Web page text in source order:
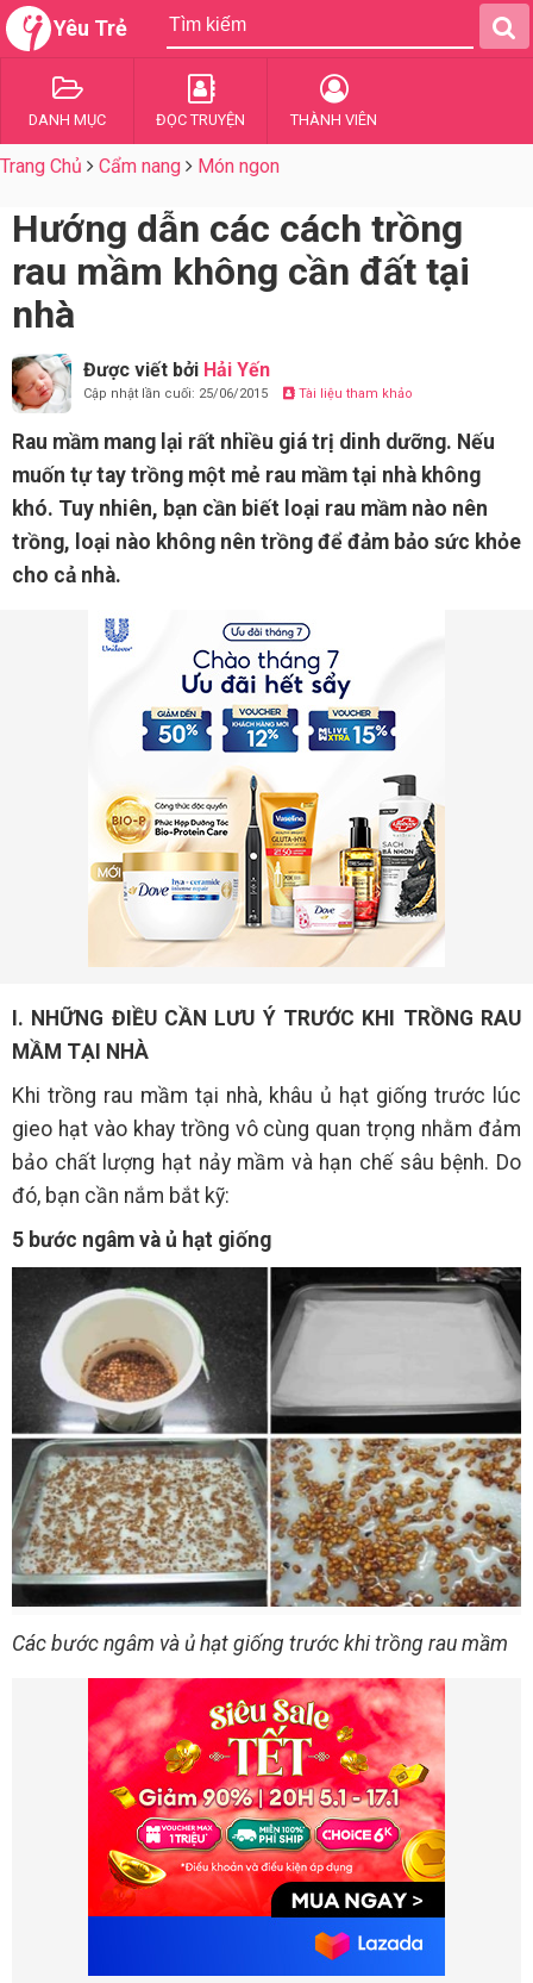
Yêu Trẻ
DANH MỤC ĐỌC TRUYỆN THÀNH VIÊN
Trang Chủ Cẩm nang Món ngon
Hướng dẫn các cách trồng
rau mầm không cần đất tại
nhà
Được viết bởi Hải Yến
Cập nhật lần cuối: 25/06/2015 Tài liệu tham khảo
Rau mầm mang lại rất nhiều giá trị dinh dưỡng. Nếu
muốn tự tay trồng một mẻ rau mầm tại nhà không
khó. Tuy nhiên, bạn cần biết loại rau mầm nào nên
trồng, loại nào không nên trồng để đảm bảo sức khỏe
cho cả nhà.
I. NHỮNG ĐIỀU CẦN LƯU Ý TRƯỚC KHI TRỒNG RAU
MẦM TẠI NHÀ
Khi trồng rau mầm tại nhà, khâu ủ hạt giống trước lúc
gieo hạt vào khay trồng vô cùng quan trọng nhằm đảm
bảo chất lượng hạt nảy mầm và hạn chế sâu bệnh. Do
đó, bạn cần nắm bắt kỹ:
5 bước ngâm và ủ hạt giống
Các bước ngâm và ủ hạt giống trước khi trồng rau mầm